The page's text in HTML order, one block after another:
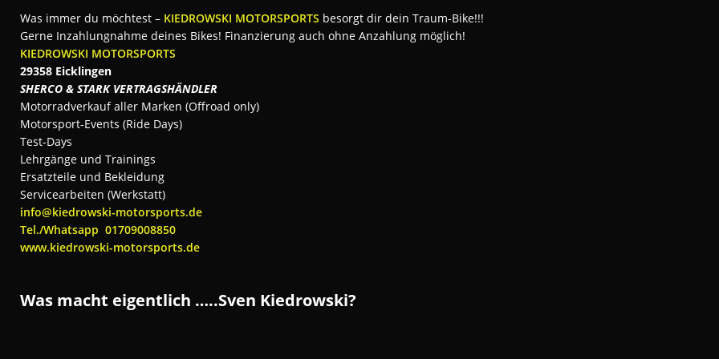
Was immer du möchtest – KIEDROWSKI MOTORSPORTS besorgt dir dein Traum-Bike!!!
Gerne Inzahlungnahme deines Bikes! Finanzierung auch ohne Anzahlung möglich!
KIEDROWSKI MOTORSPORTS
29358 Eicklingen
SHERCO & STARK VERTRAGSHÄNDLER
Motorradverkauf aller Marken (Offroad only)
Motorsport-Events (Ride Days)
Test-Days
Lehrgänge und Trainings
Ersatzteile und Bekleidung
Servicearbeiten (Werkstatt)
info@kiedrowski-motorsports.de
Tel./Whatsapp 01709008850
www.kiedrowski-motorsports.de
Was macht eigentlich …..Sven Kiedrowski?